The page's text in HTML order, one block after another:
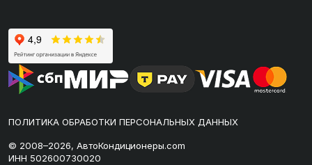
ПОЛИТИКА ОБРАБОТКИ ПЕРСОНАЛЬНЫХ ДАННЫХ
© 2008–2026, АвтоКондиционеры.com
ИНН 502600730020